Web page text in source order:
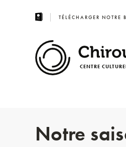
TÉLÉCHARGER NOTRE
CENTRE
Notre